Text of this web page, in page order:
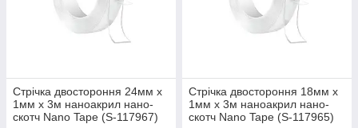
Стрічка двостороння 24мм x
1мм x 3м наноакрил нано-
скотч Nano Tape (S-117967)
Стрічка двостороння 18мм x
1мм x 3м наноакрил нано-
скотч Nano Tape (S-117965)